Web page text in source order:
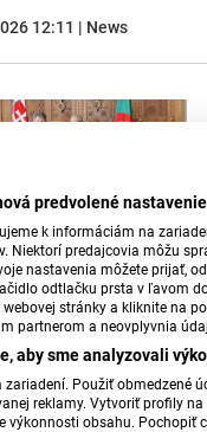
predvolené
k informáciám na
Niektorí predajcovia môžu
nastavenia môžete prijať,
odtlačku prsta v ľavom
stránky a kliknite na
partnerom a neovplyvnia
aby sme analyzovali
Použiť obmedzené
reklamy. Vytvoriť profily
výkonnosti obsahu.
12:11 | News